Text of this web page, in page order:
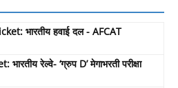
भारतीय हवाई दल - AFCAT
रेल्वे- ‘ग्रुप D’ मेगाभरती परीक्षा